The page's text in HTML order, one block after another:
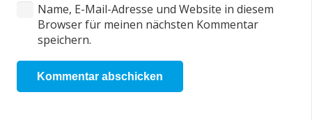
Name, E-Mail-Adresse und Website in diesem
Browser für meinen nächsten Kommentar
speichern.
Kommentar abschicken